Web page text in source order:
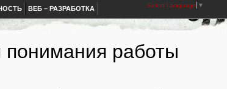
ВЕБ – РАЗРАБОТКА Select Language ▼
работы